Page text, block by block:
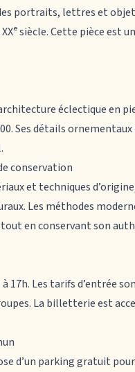
portraits, lettres et
siècle. Cette pièce est
éclectique en
Ses détails
conservation
et techniques
Les méthodes
en conservant son
17h. Les tarifs d’entrée
La billetterie est
d’un parking gratuit